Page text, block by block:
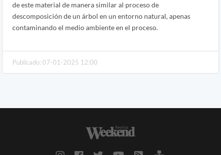
de este material de manera similar al proceso de
descomposición de un árbol en un entorno natural, apenas
contaminando el medio ambiente en el proceso.
Publicado: 07-01-2025 12:00